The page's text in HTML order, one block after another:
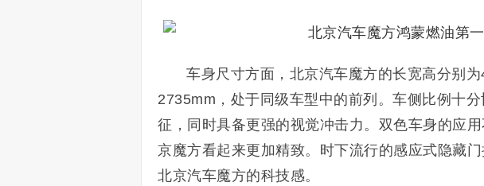
车身尺寸方面，北京汽车魔方的长宽高分别
2735mm，处于同级车型中的前列。车侧比例十
征，同时具备更强的视觉冲击力。双色车身的应
京魔方看起来更加精致。时下流行的感应式隐藏
北京汽车魔方的科技感。